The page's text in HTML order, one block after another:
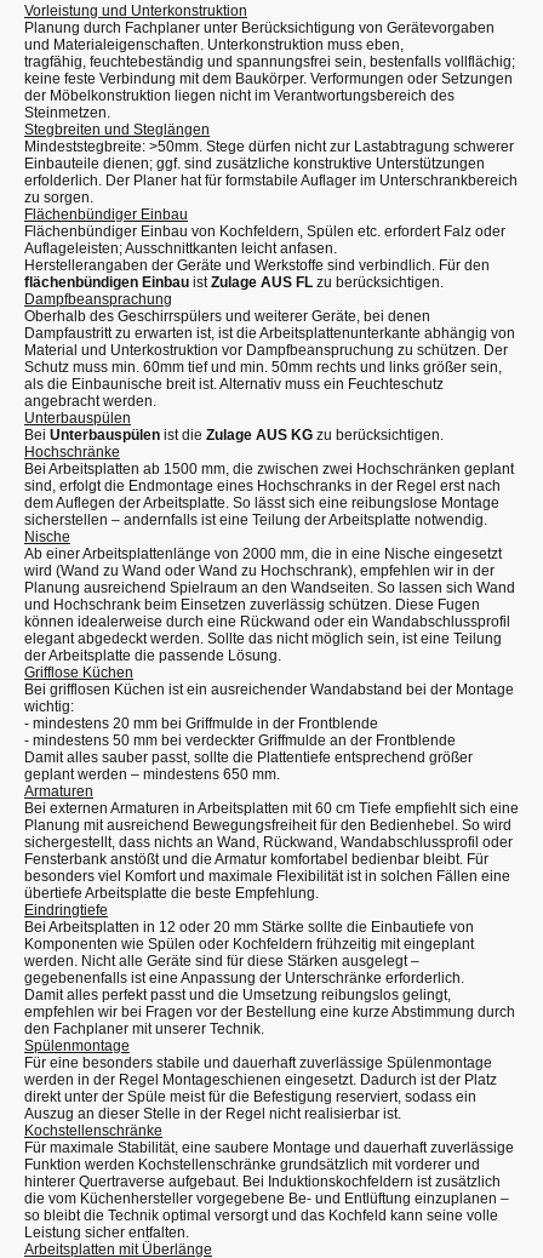
Vorleistung und Unterkonstruktion
Planung durch Fachplaner unter Berücksichtigung von Gerätevorgaben
und Materialeigenschaften. Unterkonstruktion muss eben,
tragfähig, feuchtebeständig und spannungsfrei sein, bestenfalls vollflächig;
keine feste Verbindung mit dem Baukörper. Verformungen oder Setzungen
der Möbelkonstruktion liegen nicht im Verantwortungsbereich des
Steinmetzen.
Stegbreiten und Steglängen
Mindeststegbreite: >50mm. Stege dürfen nicht zur Lastabtragung schwerer
Einbauteile dienen; ggf. sind zusätzliche konstruktive Unterstützungen
erfolderlich. Der Planer hat für formstabile Auflager im Unterschrankbereich
zu sorgen.
Flächenbündiger Einbau
Flächenbündiger Einbau von Kochfeldern, Spülen etc. erfordert Falz oder
Auflageleisten; Ausschnittkanten leicht anfasen.
Herstellerangaben der Geräte und Werkstoffe sind verbindlich. Für den
flächenbündigen Einbau istZulage AUS FL zu berücksichtigen.
Dampfbeansprachung
Oberhalb des Geschirrspülers und weiterer Geräte, bei denen
Dampfaustritt zu erwarten ist, ist die Arbeitsplattenunterkante abhängig von
Material und Unterkostruktion vor Dampfbeanspruchung zu schützen. Der
Schutz muss min. 60mm tief und min. 50mm rechts und links größer sein,
als die Einbaunische breit ist. Alternativ muss ein Feuchteschutz
angebracht werden.
Unterbauspülen
Bei Unterbauspülen ist die Zulage AUS KG zu berücksichtigen.
Hochschränke
Bei Arbeitsplatten ab 1500 mm, die zwischen zwei Hochschränken geplant
sind, erfolgt die Endmontage eines Hochschranks in der Regel erst nach
dem Auflegen der Arbeitsplatte. So lässt sich eine reibungslose Montage
sicherstellen – andernfalls ist eine Teilung der Arbeitsplatte notwendig.
Nische
Ab einer Arbeitsplattenlänge von 2000 mm, die in eine Nische eingesetzt
wird (Wand zu Wand oder Wand zu Hochschrank), empfehlen wir in der
Planung ausreichend Spielraum an den Wandseiten. So lassen sich Wand
und Hochschrank beim Einsetzen zuverlässig schützen. Diese Fugen
können idealerweise durch eine Rückwand oder ein Wandabschlussprofil
elegant abgedeckt werden. Sollte das nicht möglich sein, ist eine Teilung
der Arbeitsplatte die passende Lösung.
Grifflose Küchen
Bei grifflosen Küchen ist ein ausreichender Wandabstand bei der Montage
wichtig:
- mindestens 20 mm bei Griffmulde in der Frontblende
- mindestens 50 mm bei verdeckter Griffmulde an der Frontblende
Damit alles sauber passt, sollte die Plattentiefe entsprechend größer
geplant werden – mindestens 650 mm.
Armaturen
Bei externen Armaturen in Arbeitsplatten mit 60 cm Tiefe empfiehlt sich eine
Planung mit ausreichend Bewegungsfreiheit für den Bedienhebel. So wird
sichergestellt, dass nichts an Wand, Rückwand, Wandabschlussprofil oder
Fensterbank anstößt und die Armatur komfortabel bedienbar bleibt. Für
besonders viel Komfort und maximale Flexibilität ist in solchen Fällen eine
übertiefe Arbeitsplatte die beste Empfehlung.
Eindringtiefe
Bei Arbeitsplatten in 12 oder 20 mm Stärke sollte die Einbautiefe von
Komponenten wie Spülen oder Kochfeldern frühzeitig mit eingeplant
werden. Nicht alle Geräte sind für diese Stärken ausgelegt –
gegebenenfalls ist eine Anpassung der Unterschränke erforderlich.
Damit alles perfekt passt und die Umsetzung reibungslos gelingt,
empfehlen wir bei Fragen vor der Bestellung eine kurze Abstimmung durch
den Fachplaner mit unserer Technik.
Spülenmontage
Für eine besonders stabile und dauerhaft zuverlässige Spülenmontage
werden in der Regel Montageschienen eingesetzt. Dadurch ist der Platz
direkt unter der Spüle meist für die Befestigung reserviert, sodass ein
Auszug an dieser Stelle in der Regel nicht realisierbar ist.
Kochstellenschränke
Für maximale Stabilität, eine saubere Montage und dauerhaft zuverlässige
Funktion werden Kochstellenschränke grundsätzlich mit vorderer und
hinterer Quertraverse aufgebaut. Bei Induktionskochfeldern ist zusätzlich
die vom Küchenhersteller vorgegebene Be- und Entlüftung einzuplanen –
so bleibt die Technik optimal versorgt und das Kochfeld kann seine volle
Leistung sicher entfalten.
Arbeitsplatten mit Überlänge